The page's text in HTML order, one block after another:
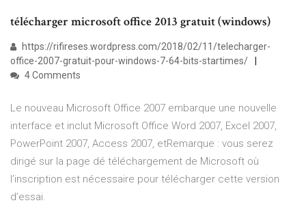
télécharger microsoft office 2013 gratuit (windows)
https://rifireses.wordpress.com/2018/02/11/telecharger-
office-2007-gratuit-pour-windows-7-64-bits-startimes/
4 Comments
Le nouveau Microsoft Office 2007 embarque une nouvelle
interface et inclut Microsoft Office Word 2007, Excel 2007,
PowerPoint 2007, Access 2007, etRemarque : vous serez
dirigé sur la page dé téléchargement de Microsoft où
l’inscription est nécessaire pour télécharger cette version
d’essai.